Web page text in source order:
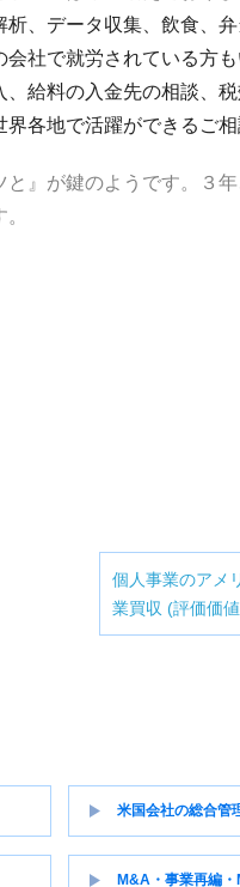
、データ収集、飲食、
社で就労されている方
給料の入金先の相談、
各地で活躍ができるご相
』が鍵のようです。３
個人事業のアメ
業買収 (評価価
米国会社の総合管
M&A・事業再編